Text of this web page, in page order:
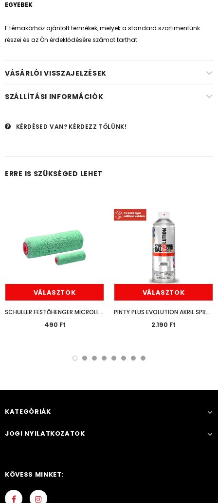
EGYEBEK
E témakörhöz ajánlott termékek, melyek a standard szortimentünk
részei és az Ön érdeklődésére számot tarthat
VÁSÁRLÓI VISSZAJELZÉSEK
SZÁLLÍTÁSI INFORMÁCIÓK
KÉRDÉSED VAN? KÉRDEZZ TŐLÜNK!
ERRE IS SZÜKSÉGED LEHET
VÁLASZTOK
SCHULLER FESTŐHENGER MICROLINE PRO
490 Ft
VÁLASZTOK
PINTY PLUS EVOLUTION AKRIL SPRAY FÉNYES 400ML
2.190 Ft
KATEGÓRIÁK
JOGI NYILATKOZATOK
KÖVESS MINKET: